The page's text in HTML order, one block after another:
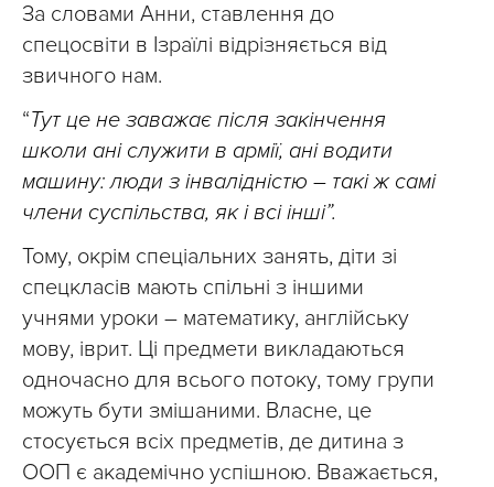
За словами Анни, ставлення до
спецосвіти в Ізраїлі відрізняється від
звичного нам.
“Тут це не заважає після закінчення
школи ані служити в армії, ані водити
машину: люди з інвалідністю – такі ж самі
члени суспільства, як і всі інші”.
Тому, окрім спеціальних занять, діти зі
спецкласів мають спільні з іншими
учнями уроки – математику, англійську
мову, іврит. Ці предмети викладаються
одночасно для всього потоку, тому групи
можуть бути змішаними. Власне, це
стосується всіх предметів, де дитина з
ООП є академічно успішною. Вважається,